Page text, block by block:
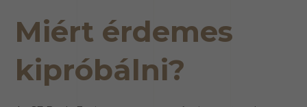
Miért érdemes
kipróbálni?